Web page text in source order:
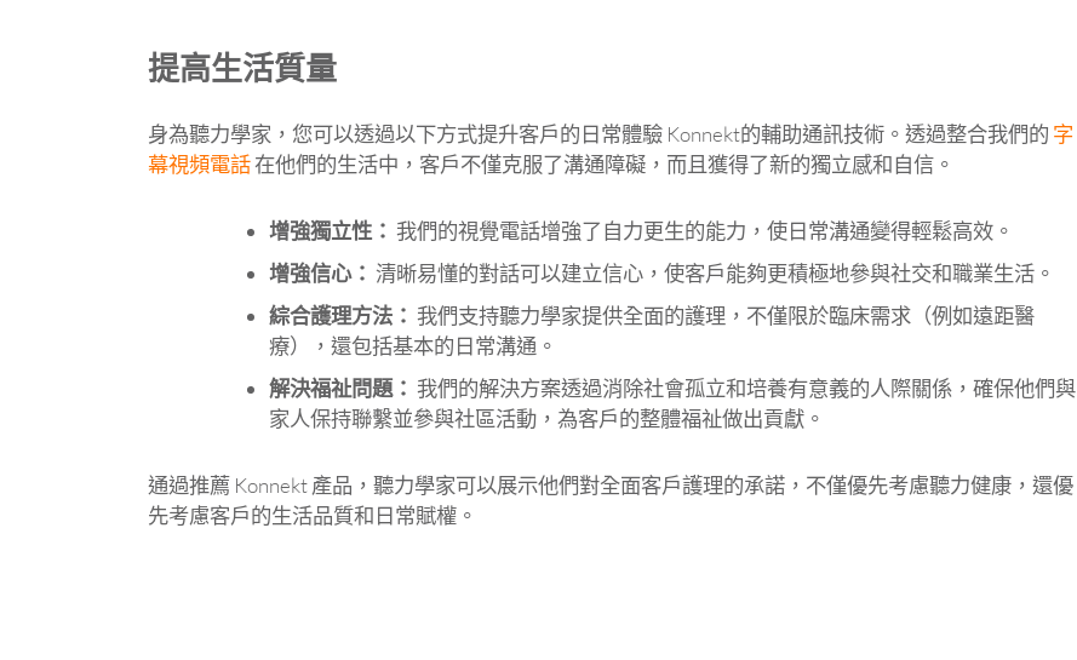
提高生活質量
身為聽力學家，您可以透過以下方式提升客戶的日常體驗 Konnekt的輔助通訊技術。透過整合我們的 字
幕視頻電話在他們的生活中，客戶不僅克服了溝通障礙，而且獲得了新的獨立感和自信。
增強獨立性： 我們的視覺電話增強了自力更生的能力，使日常溝通變得輕鬆高效。
增強信心： 清晰易懂的對話可以建立信心，使客戶能夠更積極地參與社交和職業生活。
綜合護理方法： 我們支持聽力學家提供全面的護理，不僅限於臨床需求（例如遠距醫
療），還包括基本的日常溝通。
解決福祉問題： 我們的解決方案透過消除社會孤立和培養有意義的人際關係，確保他們與
家人保持聯繫並參與社區活動，為客戶的整體福祉做出貢獻。
通過推薦 Konnekt 產品，聽力學家可以展示他們對全面客戶護理的承諾，不僅優先考慮聽力健康，還優
先考慮客戶的生活品質和日常賦權。